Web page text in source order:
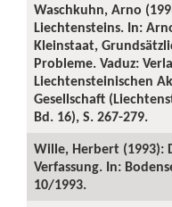
Waschkuhn, Arno
Liechtensteins. In:
Kleinstaat,
Probleme. Vaduz:
Liechtensteinischen
Gesellschaft
Bd. 16), S. 267-279.
Wille, Herbert (1993):
Verfassung. In:
10/1993.